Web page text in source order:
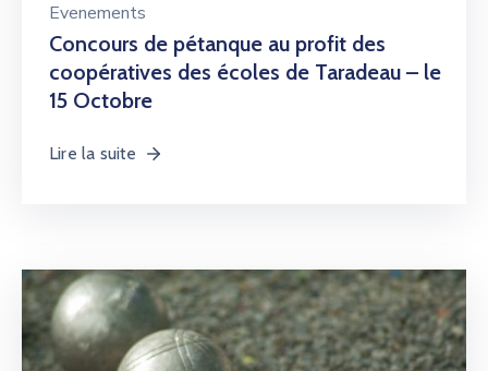
Evenements
Concours de pétanque au profit des
coopératives des écoles de Taradeau – le
15 Octobre
Lire la suite